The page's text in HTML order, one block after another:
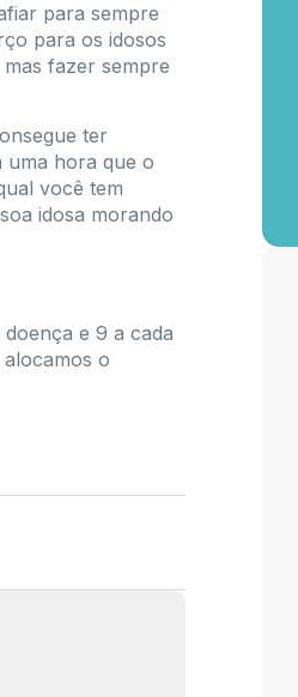
para sempre
para os idosos
fazer sempre
ter
uma hora que o
você tem
idosa morando
e 9 a cada
o